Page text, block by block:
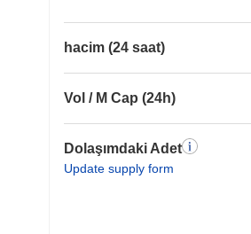
hacim (24 saat)
Vol / M Cap (24h)
Dolaşımdaki Adet
Update supply form